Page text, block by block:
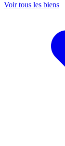
Voir tous les biens